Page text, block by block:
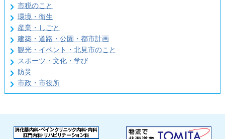
市税のこと
環境・衛生
産業・しごと
建築・道路・公園・都市計画
観光・イベント・北見市のこと
スポーツ・文化・学び
防災
市政・市役所